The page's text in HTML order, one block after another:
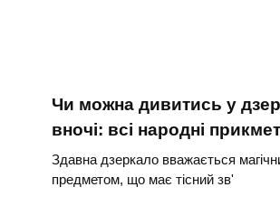
Чи можна дивитись у
вночі: всі народні
Здавна дзеркало вважається
предметом, що має тісний зв'